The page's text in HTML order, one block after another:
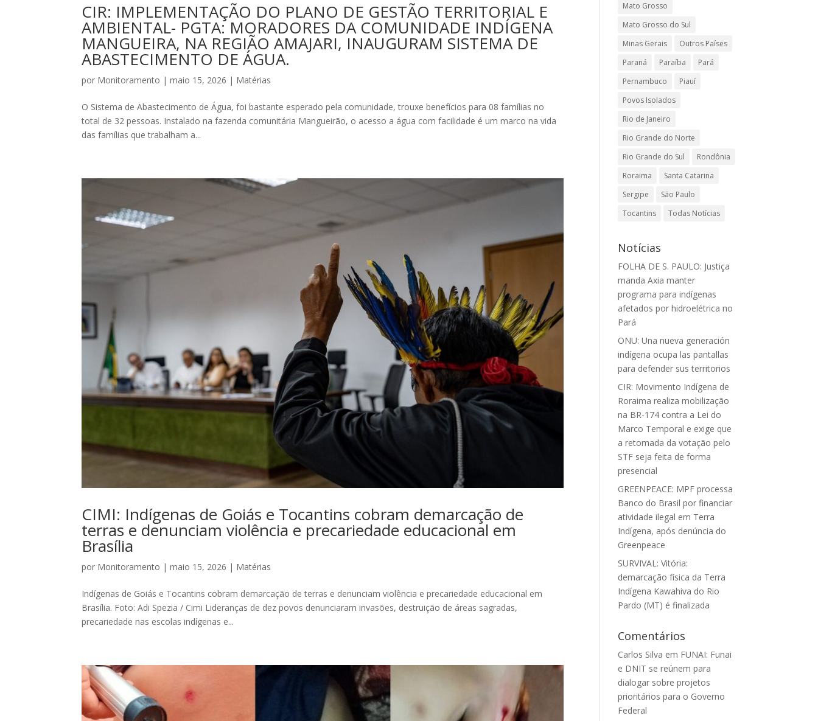
CIR: IMPLEMENTAÇÃO DO PLANO DE GESTÃO TERRITORIAL E
AMBIENTAL- PGTA: MORADORES DA COMUNIDADE INDÍGENA
MANGUEIRA, NA REGIÃO AMAJARI, INAUGURAM SISTEMA DE
ABASTECIMENTO DE ÁGUA.
por Monitoramento |maio 15, 2026 | Matérias
O Sistema de Abastecimento de Água, foi bastante esperado pela comunidade, trouxe benefícios para 08 famílias no
total de 32 pessoas. Instalado na fazenda comunitária Mangueirão, o acesso a água com facilidade é um marco na vida
das famílias que trabalham a...
CIMI: Indígenas de Goiás e Tocantins cobram demarcação de
terras e denunciam violência e precariedade educacional em
Brasília
por Monitoramento |maio 15, 2026 | Matérias
Indígenas de Goiás e Tocantins cobram demarcação de terras e denunciam violência e precariedade educacional em
Brasília. Foto: Adi Spezia / Cimi Lideranças de dez povos denunciaram invasões, destruição de áreas sagradas,
precariedade nas escolas indígenas e...
Mato Grosso
Mato Grosso do Sul
Minas Gerais
Outros Países
Paraná
Paraíba
Pará
Pernambuco
Piauí
Povos Isolados
Rio de Janeiro
Rio Grande do Norte
Rio Grande do Sul
Rondônia
Roraima
Santa Catarina
Sergipe
São Paulo
Tocantins
Todas Notícias
Notícias
FOLHA DE S. PAULO: Justiça
manda Axia manter
programa para indígenas
afetados por hidroelétrica no
Pará
ONU: Una nueva generación
indígena ocupa las pantallas
para defender sus territorios
CIR: Movimento Indígena de
Roraima realiza mobilização
na BR-174 contra a Lei do
Marco Temporal e exige que
a retomada da votação pelo
STF seja feita de forma
presencial
GREENPEACE: MPF processa
Banco do Brasil por financiar
atividade ilegal em Terra
Indígena, após denúncia do
Greenpeace
SURVIVAL: Vitória:
demarcação física da Terra
Indígena Kawahiva do Rio
Pardo (MT) é finalizada
Comentários
Carlos Silva em FUNAI: Funai
e DNIT se reúnem para
dialogar sobre projetos
prioritários para o Governo
Federal